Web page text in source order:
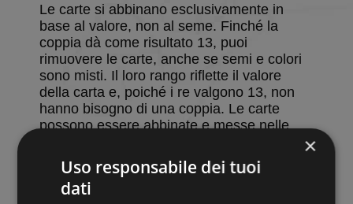
Le carte si abbinano esclusivamente in
base al valore, non al seme. Finché la
coppia dà come risultato 13, puoi
rimuovere le carte, anche se semi e colori
sono misti. Il loro rango riflette il valore
della carta e, poiché i re valgono 13, non
hanno bisogno di una coppia. Le carte
possono essere abbinate e messe nelle
Re (13)
Regina (12) + asso (1)
×
Uso responsabile dei tuoi
dati